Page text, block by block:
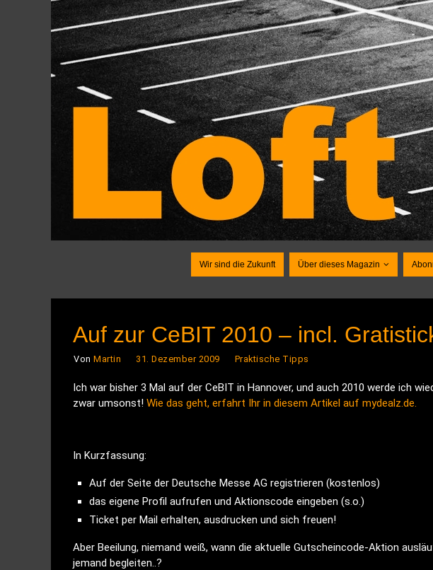
Wir sind die Zukunft Über dieses Magazin
Auf zur CeBIT 2010 – incl.
Von Martin 31. Dezember 2009 Praktische Tipps
Ich war bisher 3 Mal auf der CeBIT in Hannover, und auch 2010 werde ich
zwar umsonst! Wie das geht, erfahrt Ihr in diesem Artikel auf mydealz.de.
In Kurzfassung:
Auf der Seite der Deutsche Messe AG registrieren (kostenlos)
das eigene Profil aufrufen und Aktionscode eingeben (s.o.)
Ticket per Mail erhalten, ausdrucken und sich freuen!
Aber Beeilung, niemand weiß, wann die aktuelle Gutscheincode-Aktion
jemand begleiten..?